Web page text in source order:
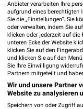
Nordsee
NORMA
Kamenz
Anbieter verarbeiten Ihre
aufgrund eines berechtigten
Sie die „Einstellungen“. Sie
oder verwalten, indem Sie
klicken oder jederzeit auf
unteren Ecke der Website
klicken Sie auf den
und klicken Sie auf den
Sie Ihre Einwilligung
Partnern mitgeteilt und
Wir und unsere Partner
Website zu analysieren
Speichern von oder Zugriff